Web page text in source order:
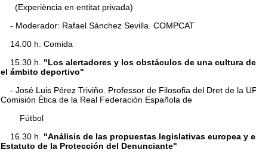
(Experiència en entitat privada)
- Moderador: Rafael Sánchez Sevilla. COMPCAT
14.00 h. Comida
15.30 h.
"Los alertadores y los obstáculos de una cultura
el ámbito deportivo"
- José Luis Pérez Triviño. Professor de Filosofia del Dret de la
Comisión Ética de la Real Federación Española de
Fútbol
16.30 h.
"Análisis de las propuestas legislativas europea y
Estatuto de la Protección del Denunciante"